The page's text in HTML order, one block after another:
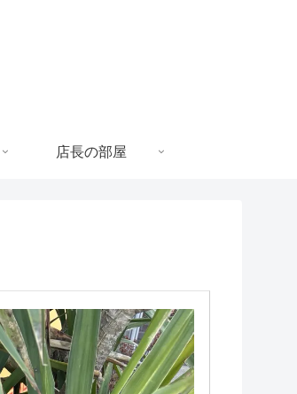
店長の部屋